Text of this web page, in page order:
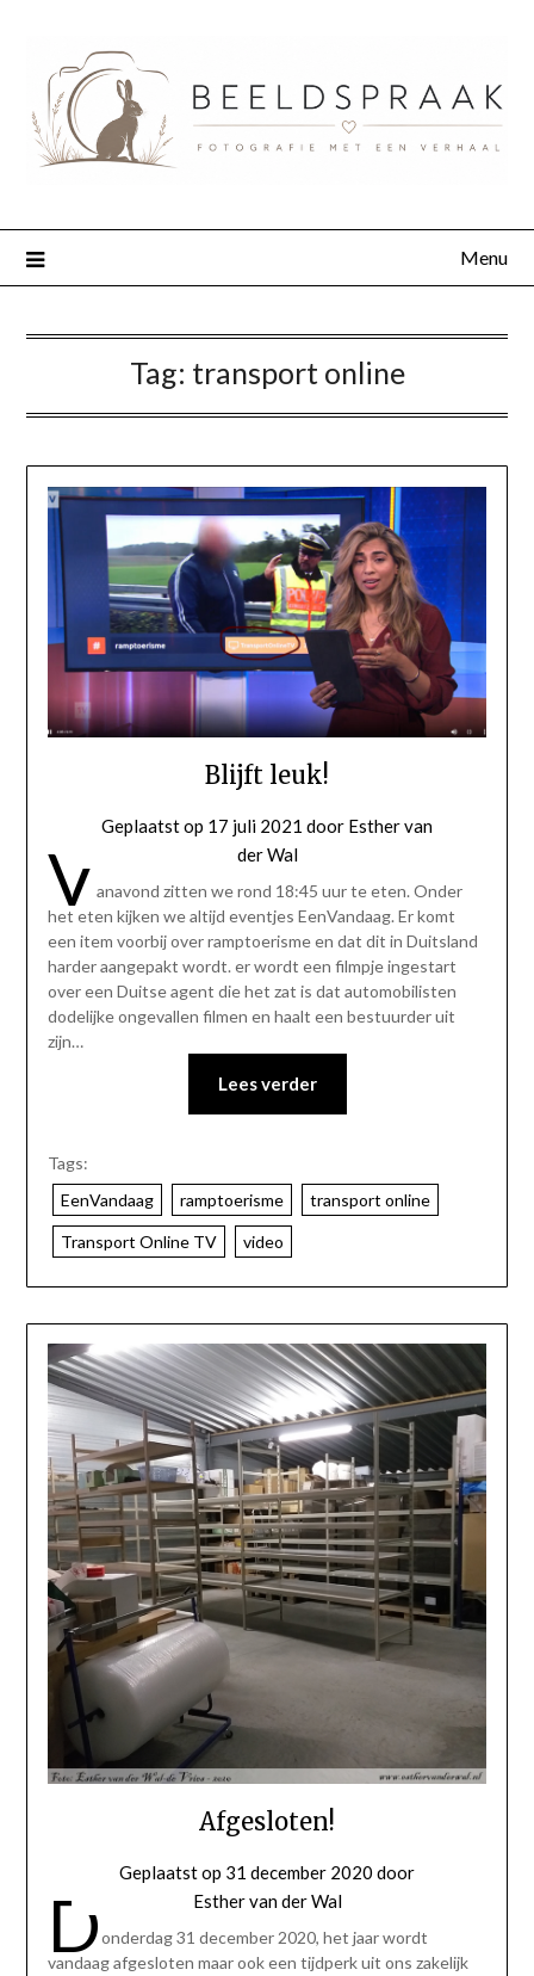
Menu
Tag: transport online
Blijft leuk!
Geplaatst op 17 juli 2021 door Esther van
der Wal
V anavond zitten we rond 18:45 uur te eten. Onder
het eten kijken we altijd eventjes EenVandaag. Er komt
een item voorbij over ramptoerisme en dat dit in Duitsland
harder aangepakt wordt. er wordt een filmpje ingestart
over een Duitse agent die het zat is dat automobilisten
dodelijke ongevallen filmen en haalt een bestuurder uit
zijn…
Lees verder
Tags:
EenVandaag
ramptoerisme transport online
Transport Online TV video
Afgesloten!
Geplaatst op 31 december 2020 door
Esther van der Wal
Donderdag 31 december 2020, het jaar wordt
vandaag afgesloten maar ook een tijdperk uit ons zakelijk